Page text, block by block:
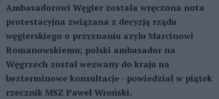
Ambasadorowi Węgier została wręczona nota
protestacyjna związana z decyzją rządu
węgierskiego o przyznaniu azylu Marcinowi
Romanowskiemu; polski ambasador na
Węgrzech został wezwany do kraju na
bezterminowe konsultacje - powiedział w piątek
rzecznik MSZ Paweł Wroński.